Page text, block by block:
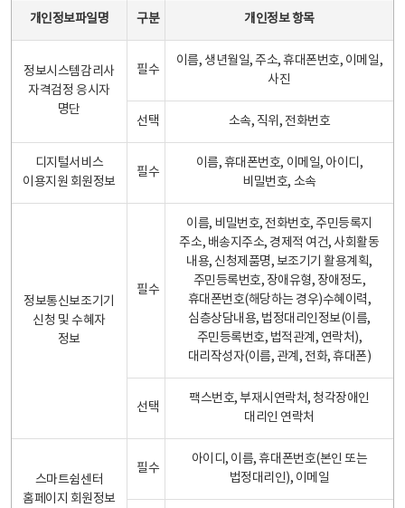
개인정보파일명 구분 개인정보 항목
정보시스템감리사
자격검정 응시자
명단
필수
이름, 생년월일, 주소, 휴대폰번호, 이메일,
사진
선택 소속, 직위, 전화번호
디지털서비스
이용지원 회원정보
필수
이름, 휴대폰번호, 이메일, 아이디,
비밀번호, 소속
정보통신보조기기
신청 및 수혜자
정보
필수
이름, 비밀번호, 전화번호, 주민등록지
주소, 배송지주소, 경제적 여건, 사회활동
내용, 신청제품명, 보조기기 활용계획,
주민등록번호, 장애유형, 장애정도,
휴대폰번호(해당하는 경우)수혜이력,
심층상담내용, 법정대리인정보(이름,
주민등록번호, 법적관계, 연락처),
대리작성자(이름, 관계, 전화, 휴대폰)
선택
팩스번호, 부재시연락처, 청각장애인
대리인 연락처
스마트쉼센터
홈페이지 회원정보
필수
아이디, 이름, 휴대폰번호(본인 또는
법정대리인), 이메일